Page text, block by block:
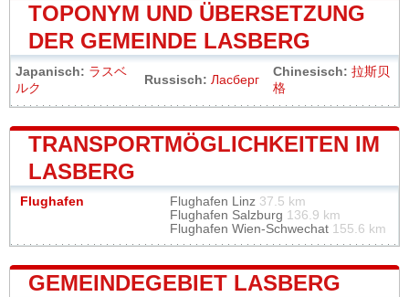
TOPONYM UND ÜBERSETZUNG
DER GEMEINDE LASBERG
Japanisch: ラスベ
ルク
Russisch: Ласберг
Chinesisch: 拉斯贝
格
TRANSPORTMÖGLICHKEITEN IM
LASBERG
Flughafen Flughafen Linz 37.5 km
Flughafen Salzburg 136.9 km
Flughafen Wien-Schwechat 155.6 km
GEMEINDEGEBIET LASBERG